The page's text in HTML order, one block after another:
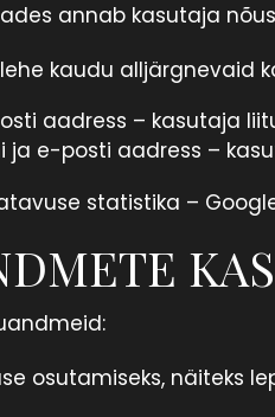
annab kasutaja
kaudu
aadress – kasutaja
ja e-posti aadress –
statistika –
osutamiseks, näiteks